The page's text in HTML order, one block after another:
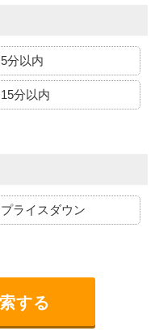
5分以内
15分以内
プライスダウン